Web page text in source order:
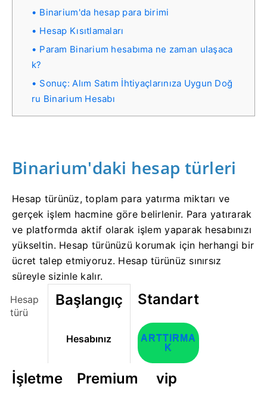
Binarium'da hesap para birimi
Hesap Kısıtlamaları
Param Binarium hesabıma ne zaman ulaşaca
k?
Sonuç: Alım Satım İhtiyaçlarınıza Uygun Doğ
ru Binarium Hesabı
Binarium'daki hesap türleri
Hesap türünüz, toplam para yatırma miktarı ve
gerçek işlem hacmine göre belirlenir. Para yatırarak
ve platformda aktif olarak işlem yaparak hesabınızı
yükseltin. Hesap türünüzü korumak için herhangi bir
ücret talep etmiyoruz. Hesap türünüz sınırsız
süreyle sizinle kalır.
Hesap
türü
Başlangıç
Hesabınız
Standart
ARTTIRMA
K
İşletme Premium vip